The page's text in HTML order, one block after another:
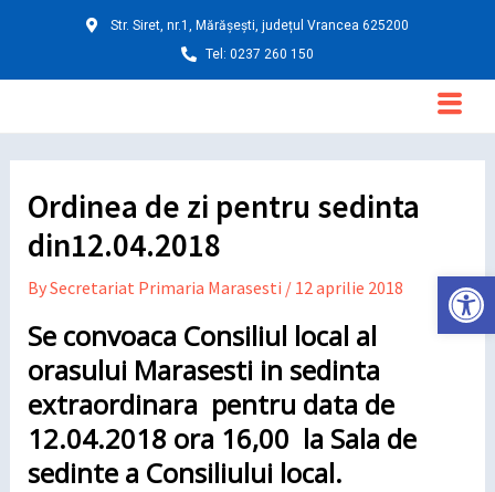
Deschide
Str. Siret, nr.1, Mărășești, județul Vrancea 625200
Tel: 0237 260 150
Main
Menu
Ordinea de zi pentru sedinta
din12.04.2018
BySecretariat Primaria Marasesti / 12 aprilie 2018
Se convoaca Consiliul local al
orasului Marasesti in sedinta
extraordinara pentru data de
12.04.2018 ora 16,00 la Sala de
sedinte a Consiliului local.